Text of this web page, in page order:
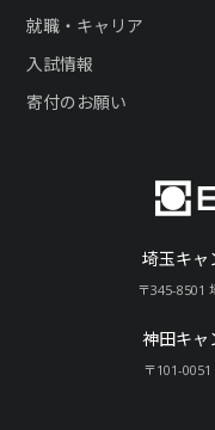
埼玉キャ
〒345-8501
神田キャ
〒101-
就職・キャリア
入試情報
寄付のお願い